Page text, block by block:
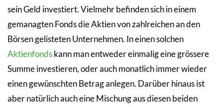
sein Geld investiert. Vielmehr befinden sich in einem
gemanagten Fonds die Aktien von zahlreichen an den
Börsen gelisteten Unternehmen. In einen solchen
Aktienfondskann man entweder einmalig eine grössere
Summe investieren, oder auch monatlich immer wieder
einen gewünschten Betrag anlegen. Darüber hinaus ist
aber natürlich auch eine Mischung aus diesen beiden